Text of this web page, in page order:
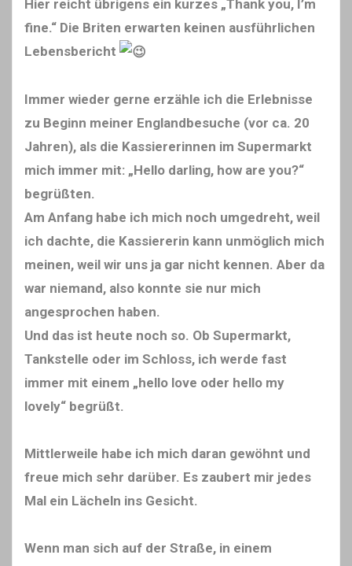
Hier reicht übrigens ein kurzes „Thank you, I’m
fine.“ Die Briten erwarten keinen ausführlichen
Lebensbericht
Immer wieder gerne erzähle ich die Erlebnisse
zu Beginn meiner Englandbesuche (vor ca. 20
Jahren), als die Kassiererinnen im Supermarkt
mich immer mit: „Hello darling, how are you?“
begrüßten.
Am Anfang habe ich mich noch umgedreht, weil
ich dachte, die Kassiererin kann unmöglich mich
meinen, weil wir uns ja gar nicht kennen. Aber da
war niemand, also konnte sie nur mich
angesprochen haben.
Und das ist heute noch so. Ob Supermarkt,
Tankstelle oder im Schloss, ich werde fast
immer mit einem „hello love oder hello my
lovely“ begrüßt.
Mittlerweile habe ich mich daran gewöhnt und
freue mich sehr darüber. Es zaubert mir jedes
Mal ein Lächeln ins Gesicht.
Wenn man sich auf der Straße, in einem